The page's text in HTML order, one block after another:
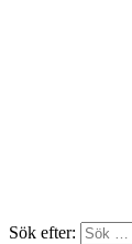
Sök efter: